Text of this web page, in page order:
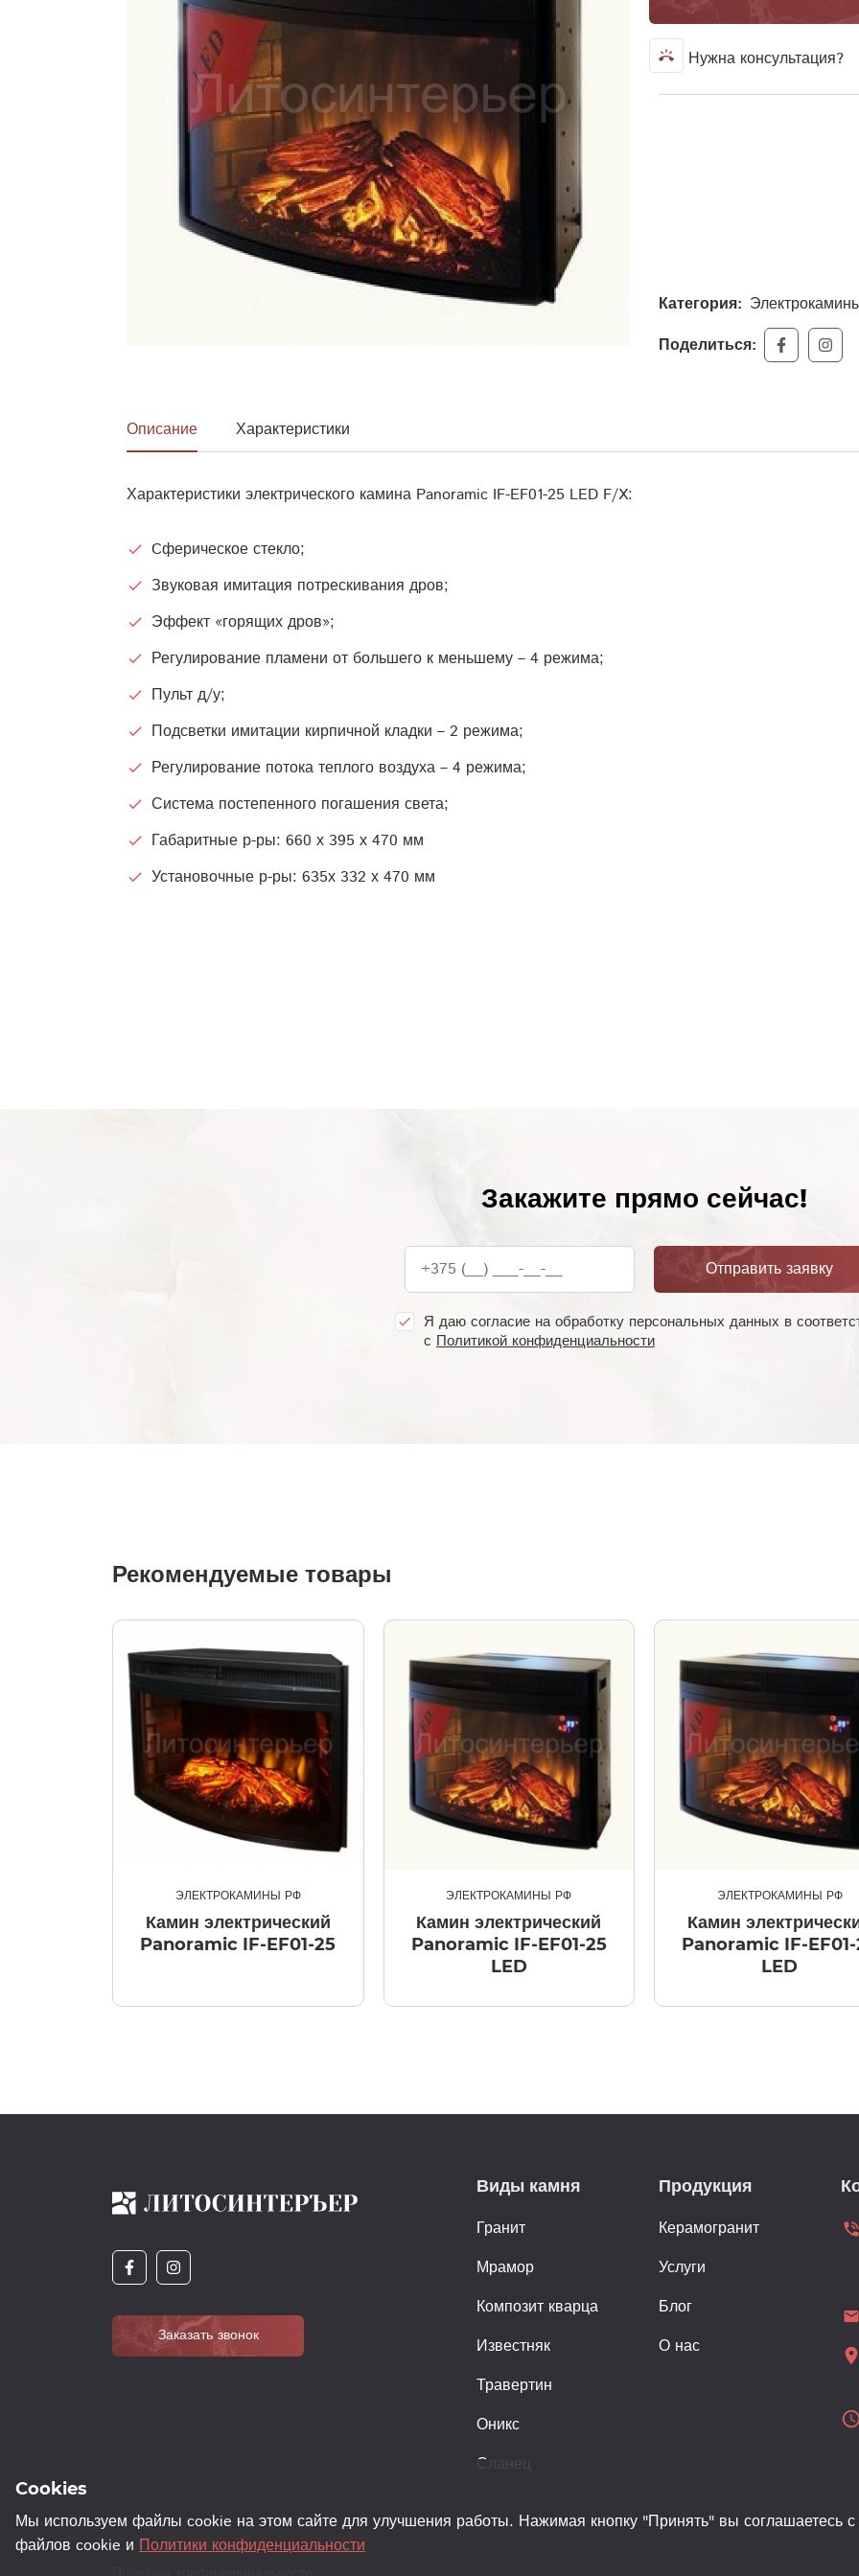
ring_volume Нужна консультация?
Категория:
Поделиться:
Описание Характеристики
Характеристики электрического камина Panoramic IF-EF01-25 LED F/X:
Cферическое стекло;
Звуковая имитация потрескивания дров;
Эффект «горящих дров»;
Регулирование пламени от большего к меньшему – 4 режима;
Пульт д/у;
Подсветки имитации кирпичной кладки – 2 режима;
Регулирование потока теплого воздуха – 4 режима;
Система постепенного погашения света;
Габаритные р-ры: 660 х 395 х 470 мм
Установочные р-ры: 635х 332 х 470 мм
Закажите прямо сейчас!
+375 (__) ___-__-__ Отправить заявку
Я даю согласие на обработку персональных данных в
с Политикой конфиденциальности
Рекомендуемые товары
ЭЛЕКТРОКАМИНЫ РФ
Камин электрический
Panoramic IF-EF01-25
ЭЛЕКТРОКАМИНЫ РФ
Камин электрический
Panoramic IF-EF01-25
LED
ЭЛЕКТРОКАМИНЫ РФ
Камин
Panoramic IF-
LED
Заказать звонок
Виды камня
Гранит
Мрамор
Композит кварца
Известняк
Травертин
Оникс
Сланец
Продукция
Керамогранит
Услуги
Блог
О нас
email
Cookies
Мы используем файлы cookie на этом сайте для улучшения работы. Нажимая кнопку "Принять" вы соглашаетесь с
файлов cookie и Политики конфиденциальности